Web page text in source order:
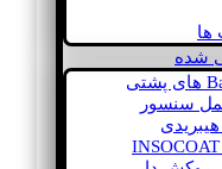
ها
شده
سنسور
هیبریدی